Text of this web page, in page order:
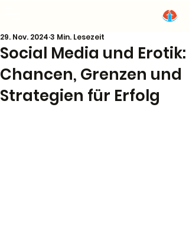
Social Media und Erotik:
Chancen, Grenzen und
Strategien für Erfolg
29. Nov. 2024 3 Min. Lesezeit